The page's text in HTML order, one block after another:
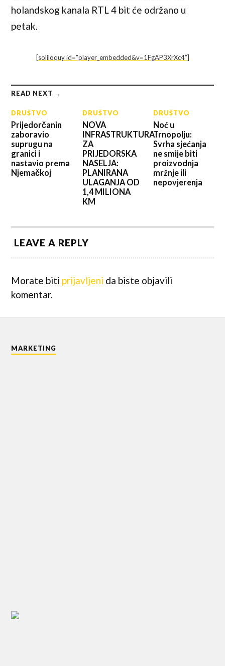
holandskog kanala RTL 4 bit će održano u
petak.
[soliloquy id=”player_embedded&v=1FgAP3XrXc4”]
READ NEXT →
DRUŠTVO
Prijedorčanin
zaboravio
suprugu na
granici i
nastavio prema
Njemačkoj
DRUŠTVO
NOVA
INFRASTRUKTURA
ZA
PRIJEDORSKA
NASELJA:
PLANIRANA
ULAGANJA OD
1,4 MILIONA
KM
DRUŠTVO
Noć u
Trnopolju:
Svrha sjećanja
ne smije biti
proizvodnja
mržnje ili
nepovjerenja
LEAVE A REPLY
Morate biti prijavljeni da biste objavili
komentar.
MARKETING